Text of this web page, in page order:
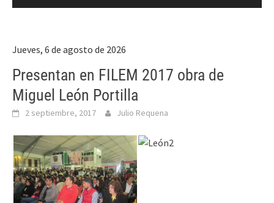
Jueves, 6 de agosto de 2026
Presentan en FILEM 2017 obra de
Miguel León Portilla
2 septiembre, 2017 Julio Requena